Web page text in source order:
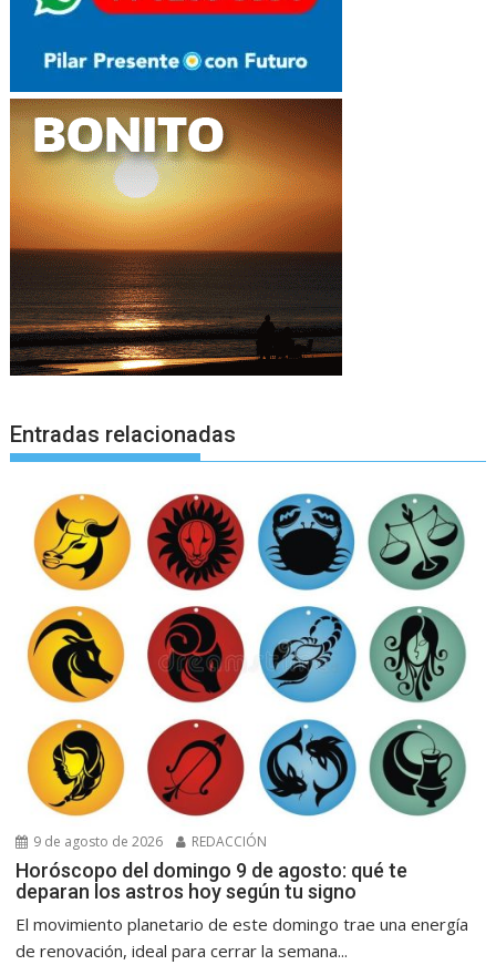
Entradas relacionadas
9 de agosto de 2026 REDACCIÓN
Horóscopo del domingo 9 de agosto: qué te
deparan los astros hoy según tu signo
El movimiento planetario de este domingo trae una energía
de renovación, ideal para cerrar la semana...